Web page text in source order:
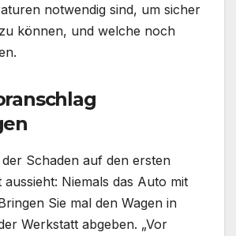
notwendig sind, um sicher
können, und welche noch
der Schaden auf den ersten
aussieht: Niemals das Auto mit
Sie mal den Wagen in
Werkstatt abgeben. „Vor